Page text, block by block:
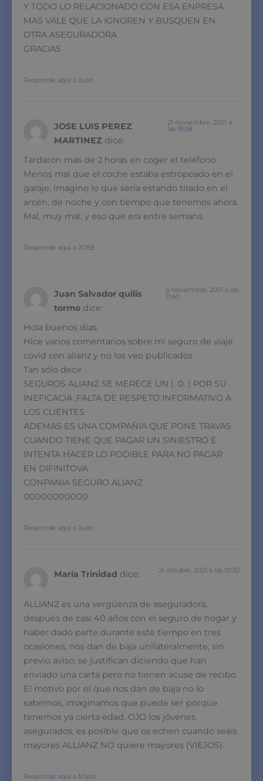
Y TODO LO RELACIONADO CON ESA ENPRESA
MAS VALE QUE LA IGNOREN Y BUSQUEN EN
OTRA ASEGURADORA
GRACIAS
Responde aquí a Juan
JOSE LUIS PEREZ
MARTINEZ dice:
21 noviembre, 2021 a
las 18:58
Tardaron más de 2 horas en coger el teléfono.
Menos mal que el coche estaba estropeado en el
garaje, imagino lo que sería estando tirado en el
arcén, de noche y con tiempo que tenemos ahora.
Mal, muy mal, y eso que era entre semana.
Responde aquí a JOSE
Juan Salvador quilis
tormo dice:
6 noviembre, 2021 a las
11:40
Hola buenos días
Hice varios comentarios sobre mi seguro de viaje
covid con alianz y no los veo publicados
Tan sólo decir
SEGUROS ALIANZ SE MERECE UN (. 0. ) POR SU
INEFICACIA ,FALTA DE RESPETO INFORMATIVO A
LOS CLIENTES
ADEMAS ES UNA COMPAÑIA QUE PONE TRAVAS
CUANDO TIENE QUE PAGAR UN SINIESTRO E
INTENTA HACER LO PODIBLE PARA NO PAGAR
EN DIFINITOVA
CONPANIA SEGURO ALIANZ
00000000000
Responde aquí a Juan
María Trinidad dice: 21 octubre, 2021 a las 10:30
ALLIANZ es una vergüenza de aseguradora,
después de casi 40 años con el seguro de hogar y
haber dado parte durante este tiempo en tres
ocasiones, nos dan de baja unilateralmente, sin
previo aviso, se justifican diciendo que han
enviado una carta pero no tienen acuse de recibo.
El motivo por el que nos dan de baja no lo
sabemos, imaginamos que puede ser porque
tenemos ya cierta edad, OJO los jóvenes
asegurados, es posible que os echen cuando seáis
mayores ALLIANZ NO quiere mayores (VIEJOS).
Responde aquí a María